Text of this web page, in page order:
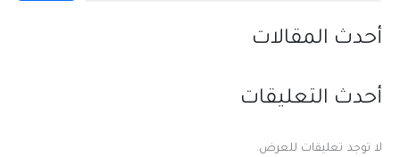
أحدث المقالات
أحدث التعليقات
لا توجد تعليقات للعرض.